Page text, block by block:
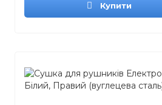
Купити